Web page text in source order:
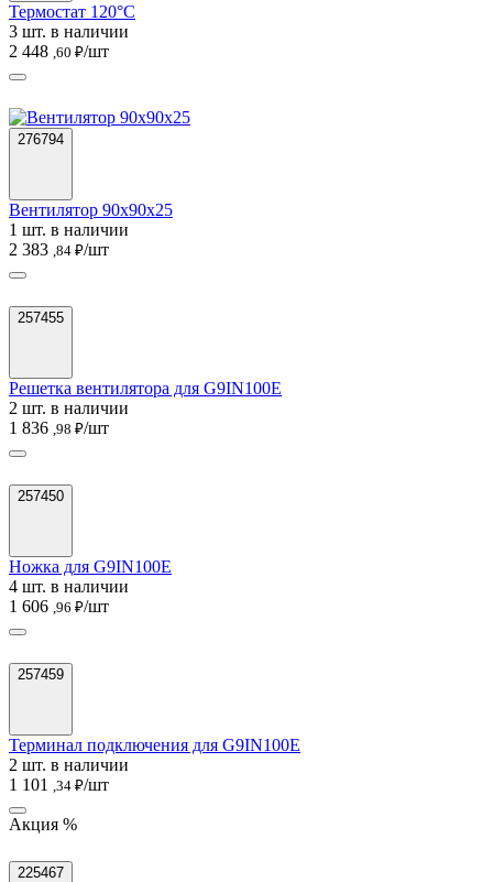
Термостат 120°C
3 шт. в наличии
2 448 ,60 ₽/шт
276794
Вентилятор 90х90х25
1 шт. в наличии
2 383 ,84 ₽/шт
257455
Решетка вентилятора для G9IN100E
2 шт. в наличии
1 836 ,98 ₽/шт
257450
Ножка для G9IN100E
4 шт. в наличии
1 606 ,96 ₽/шт
257459
Терминал подключения для G9IN100E
2 шт. в наличии
1 101
,34 ₽/шт
Акция %
225467